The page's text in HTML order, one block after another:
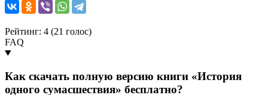
Рейтинг: 4 (21 голос)
FAQ
Как скачать полную версию книги «История
одного сумасшествия» бесплатно?